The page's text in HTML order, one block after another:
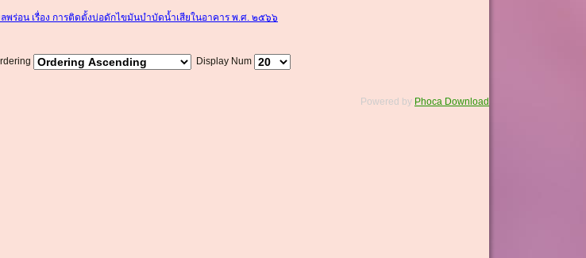
ร่อน เรื่อง การติดตั้งบ่อดักไขมันบำบัดน้ำเสียในอาคาร พ.ศ. ๒๕๖๖
Display Num
Powered by Phoca Download